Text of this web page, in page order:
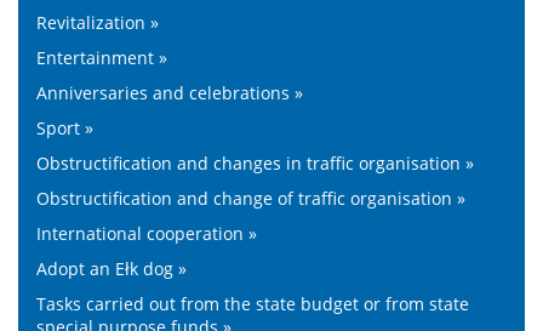
Revitalization »
Entertainment »
Anniversaries and celebrations »
Sport »
Obstructification and changes in traffic organisation »
Obstructification and change of traffic organisation »
International cooperation »
Adopt an Ełk dog »
Tasks carried out from the state budget or from state